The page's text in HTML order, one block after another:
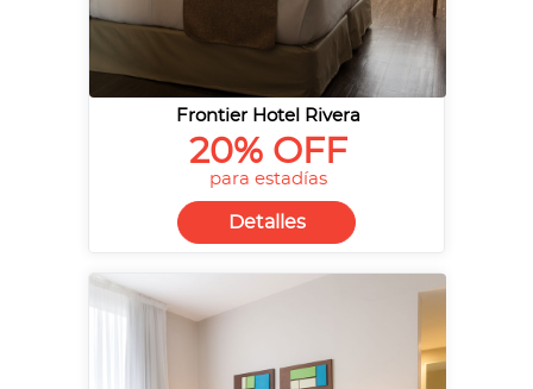
Frontier Hotel Rivera
20% OFF
para estadías
Detalles